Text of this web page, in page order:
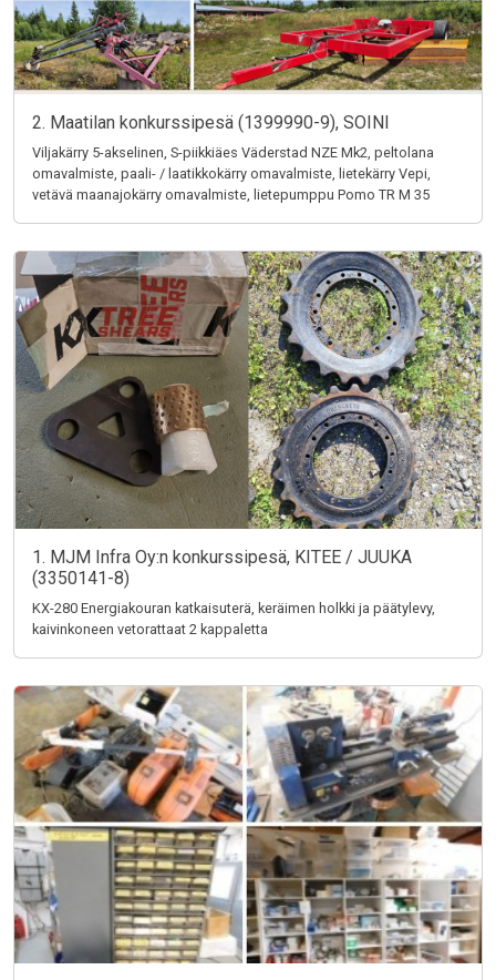
2. Maatilan konkurssipesä (1399990-9), SOINI
Viljakärry 5-akselinen, S-piikkiäes Väderstad NZE Mk2, peltolana
omavalmiste, paali- / laatikkokärry omavalmiste, lietekärry Vepi,
vetävä maanajokärry omavalmiste, lietepumppu Pomo TR M 35
1. MJM Infra Oy:n konkurssipesä, KITEE / JUUKA
(3350141-8)
KX-280 Energiakouran katkaisuterä, keräimen holkki ja päätylevy,
kaivinkoneen vetorattaat 2 kappaletta